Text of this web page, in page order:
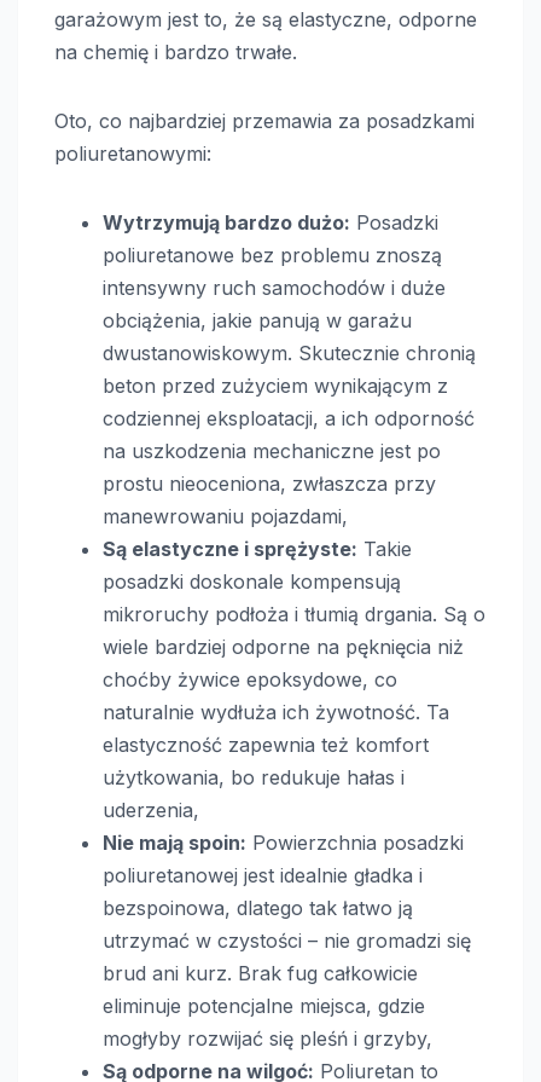
garażowym jest to, że są elastyczne, odporne
na chemię i bardzo trwałe.
Oto, co najbardziej przemawia za posadzkami
poliuretanowymi:
Wytrzymują bardzo dużo: Posadzki
poliuretanowe bez problemu znoszą
intensywny ruch samochodów i duże
obciążenia, jakie panują w garażu
dwustanowiskowym. Skutecznie chronią
beton przed zużyciem wynikającym z
codziennej eksploatacji, a ich odporność
na uszkodzenia mechaniczne jest po
prostu nieoceniona, zwłaszcza przy
manewrowaniu pojazdami,
Są elastyczne i sprężyste: Takie
posadzki doskonale kompensują
mikroruchy podłoża i tłumią drgania. Są o
wiele bardziej odporne na pęknięcia niż
choćby żywice epoksydowe, co
naturalnie wydłuża ich żywotność. Ta
elastyczność zapewnia też komfort
użytkowania, bo redukuje hałas i
uderzenia,
Nie mają spoin: Powierzchnia posadzki
poliuretanowej jest idealnie gładka i
bezspoinowa, dlatego tak łatwo ją
utrzymać w czystości – nie gromadzi się
brud ani kurz. Brak fug całkowicie
eliminuje potencjalne miejsca, gdzie
mogłyby rozwijać się pleśń i grzyby,
Są odporne na wilgoć: Poliuretan to